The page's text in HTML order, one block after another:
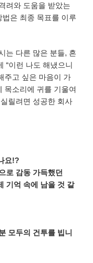
려와 도움을 받았는
은 최종 목표를 이루
는 다른 많은 분들, 흔
“이런 나도 해냈으니
주고 싶은 마음이 가
목소리에 귀를 기울여
릴려면 성공한 회사
요!?
로 감동 가득했던
기억 속에 남을 것 같
모두의 건투를 빕니